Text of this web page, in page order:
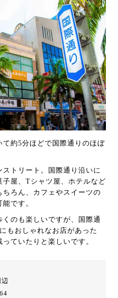
約5分ほどで国際通りのほぼ
トリート。国際通り沿いに
屋、Tシャツ屋、ホテルなど
ろん、カフェやスイーツの
です。
のも楽しいですが、国際通
もおしゃれなお店があった
ていたりと楽しいです。